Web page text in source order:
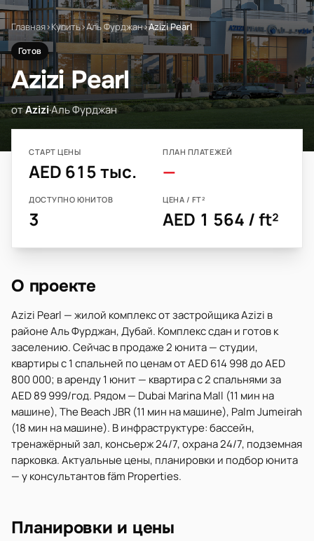
Главная›Купить›Аль Фурджан›Azizi Pearl
Готов
Azizi Pearl
отAzizi·Аль Фурджан
СТАРТ ЦЕНЫ
AED 615 тыс.
ПЛАН ПЛАТЕЖЕЙ
—
ДОСТУПНО ЮНИТОВ
3
ЦЕНА / FT²
AED 1 564 / ft²
О проекте
Azizi Pearl — жилой комплекс от застройщика Azizi в
районе Аль Фурджан, Дубай. Комплекс сдан и готов к
заселению. Сейчас в продаже 2 юнита — студии,
квартиры с 1 спальней по ценам от AED 614 998 до AED
800 000; в аренду 1 юнит — квартира с 2 спальнями за
AED 89 999/год. Рядом — Dubai Marina Mall (11 мин на
машине), The Beach JBR (11 мин на машине), Palm Jumeirah
(18 мин на машине). В инфраструктуре: бассейн,
тренажёрный зал, консьерж 24/7, охрана 24/7, подземная
парковка. Актуальные цены, планировки и подбор юнита
— у консультантов fäm Properties.
Планировки и цены